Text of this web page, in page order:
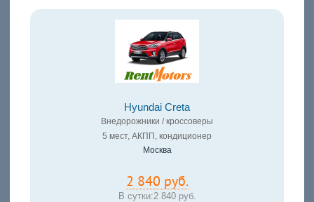
Hyundai Creta
Внедорожники / кроссоверы
5 мест, АКПП, кондиционер
Москва
2 840 руб.
В сутки:2 840 руб.